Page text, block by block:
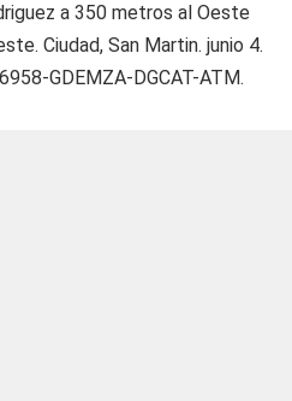
a 350 metros al Oeste
Ciudad, San Martin. junio 4.
GDEMZA-DGCAT-ATM.